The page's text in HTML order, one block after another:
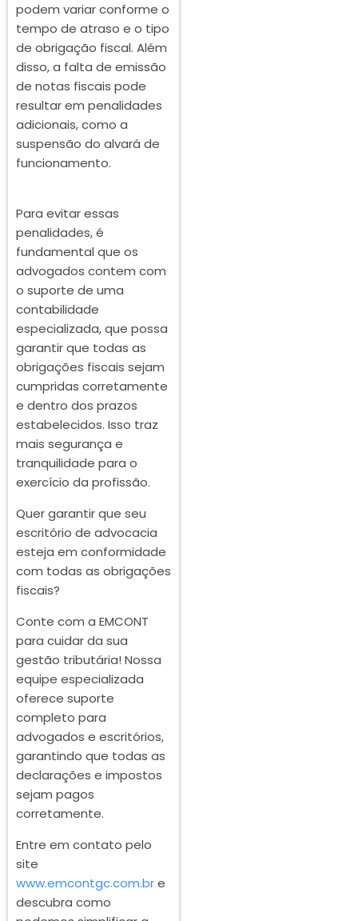
podem variar conforme o
tempo de atraso e o tipo
de obrigação fiscal. Além
disso, a falta de emissão
de notas fiscais pode
resultar em penalidades
adicionais, como a
suspensão do alvará de
funcionamento.
Para evitar essas
penalidades, é
fundamental que os
advogados contem com
o suporte de uma
contabilidade
especializada, que possa
garantir que todas as
obrigações fiscais sejam
cumpridas corretamente
e dentro dos prazos
estabelecidos. Isso traz
mais segurança e
tranquilidade para o
exercício da profissão.
Quer garantir que seu
escritório de advocacia
esteja em conformidade
com todas as obrigações
fiscais?
Conte com a EMCONT
para cuidar da sua
gestão tributária! Nossa
equipe especializada
oferece suporte
completo para
advogados e escritórios,
garantindo que todas as
declarações e impostos
sejam pagos
corretamente.
Entre em contato pelo
site
www.emcontgc.com.bre
descubra como